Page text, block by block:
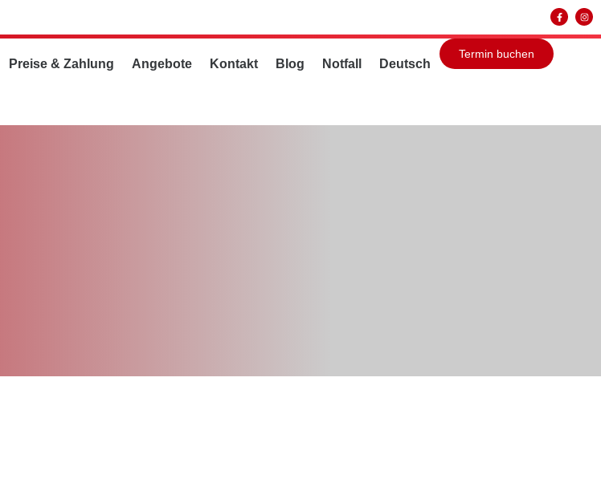
Preise & Zahlung Angebote Kontakt Blog Notfall Deutsch
Termin buchen